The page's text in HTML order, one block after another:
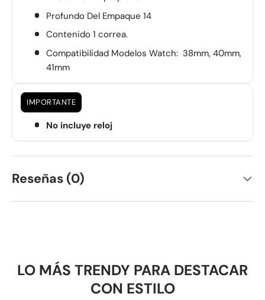
Profundo Del Empaque 14
Contenido 1 correa.
Compatibilidad Modelos Watch: 38mm, 40mm,
41mm
IMPORTANTE
No incluye reloj
Reseñas (0)
LO MÁS TRENDY PARA DESTACAR
CON ESTILO